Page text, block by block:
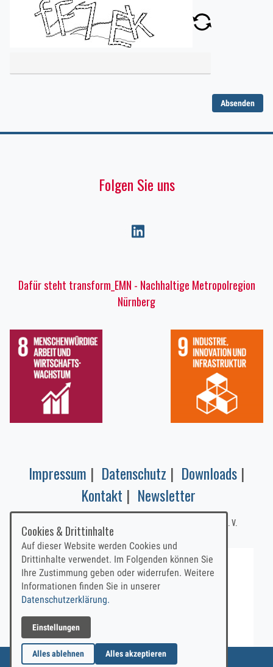
Absenden
Folgen Sie uns
Dafür steht transform_EMN - Nachhaltige Metropolregion
Nürnberg
Impressum | Datenschutz | Downloads |
Kontakt | Newsletter
© 2023 Verein EMN Europäische Metropolregion Nürnberg e. V.
Cookies & Drittinhalte
Auf dieser Website werden Cookies und
Drittinhalte verwendet. Im Folgenden können Sie
Ihre Zustimmung geben oder widerrufen. Weitere
Informationen finden Sie in unserer
Datenschutzerklärung.
Einstellungen
Alles ablehnen Alles akzeptieren